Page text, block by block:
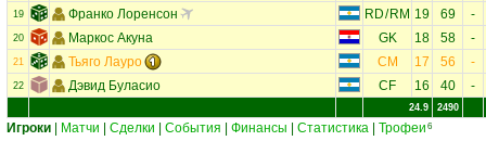
19 Франко Лоренсон RD/ RM 19 69 -
20 Маркос Акуна GK 18 58 -
21 Тьяго Лауро CM 17 56 -
22 Дэвид Буласио CF 16 40 -
24.9 2490
Игроки Матчи Сделки События Финансы Статистика Трофеи 6